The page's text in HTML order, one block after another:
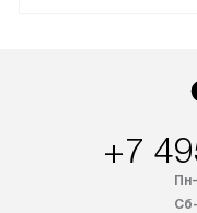
быть отправлены
интересен товар
приобретения с
+7